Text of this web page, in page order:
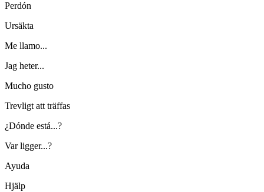
Perdón
Ursäkta
Me llamo...
Jag heter...
Mucho gusto
Trevligt att träffas
¿Dónde está...?
Var ligger...?
Ayuda
Hjälp